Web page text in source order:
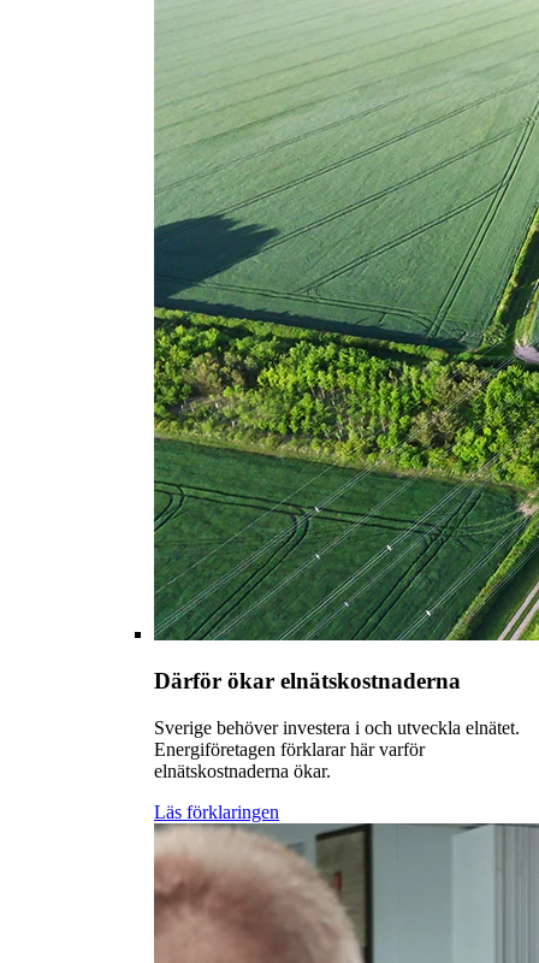
Därför ökar elnätskostnaderna
Sverige behöver investera i och utveckla elnätet.
Energiföretagen förklarar här varför
elnätskostnaderna ökar.
Läs förklaringen